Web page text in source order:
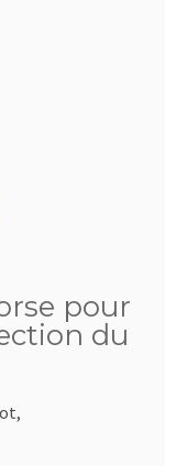
pour
du